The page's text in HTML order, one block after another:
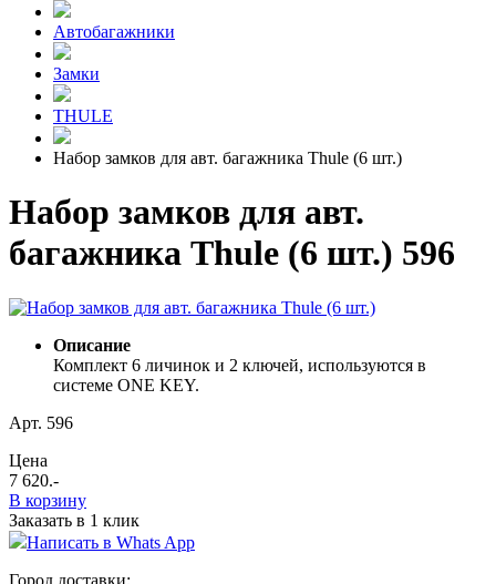
Автобагажники
Замки
THULE
Набор замков для авт. багажника Thule (6 шт.)
Набор замков для авт.
багажника Thule (6 шт.) 596
Описание
Комплект 6 личинок и 2 ключей, используются в
системе ONE KEY.
Арт. 596
Цена
7 620.-
В корзину
Заказать в 1 клик
Написать в Whats App
Город доставки: